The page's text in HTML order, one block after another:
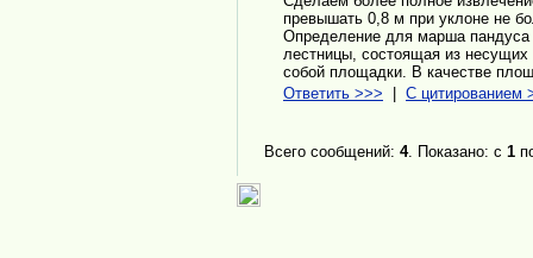
превышать 0,8 м при уклоне не
Определение для марша пандуса
лестницы, состоящая из
собой площадки. В качестве
Ответить >>>
С цитированием
Всего сообщений: 4. Показано: с 1